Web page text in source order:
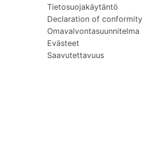
Tietosuojakäytäntö
Declaration of conformity
Omavalvontasuunnitelma
Evästeet
Saavutettavuus